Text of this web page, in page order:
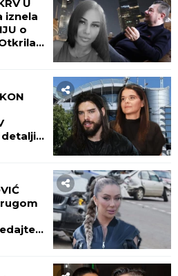
U
iznela
o
detalji